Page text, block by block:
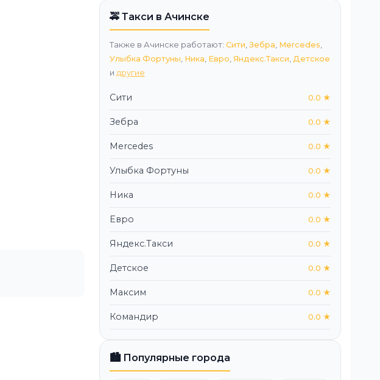
🚕 Такси в Ачинске
Также в Ачинске работают: Сити, Зебра, Mercedes,
Улыбка Фортуны, Ника, Евро, Яндекс.Такси, Детское
и другие
Сити 0.0 ★
Зебра 0.0 ★
Mercedes 0.0 ★
Улыбка Фортуны 0.0 ★
Ника 0.0 ★
Евро 0.0 ★
Яндекс.Такси 0.0 ★
Детское 0.0 ★
Максим 0.0 ★
Командир 0.0 ★
🏙️ Популярные города